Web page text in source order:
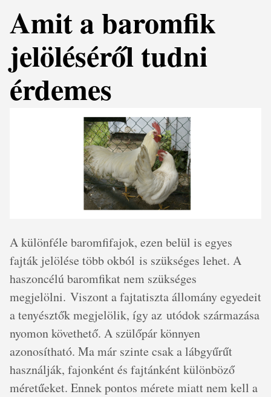
Amit a baromfik
jelöléséről tudni
érdemes
A különféle baromfifajok, ezen belül is egyes
fajták jelölése több okból is szükséges lehet. A
haszoncélú baromfikat nem szükséges
megjelölni. Viszont a fajtatiszta állomány egyedeit
a tenyésztők megjelölik, így az utódok származása
nyomon követhető. A szülőpár könnyen
azonosítható. Ma már szinte csak a lábgyűrűt
használják, fajonként és fajtánként különböző
méretűeket. Ennek pontos mérete miatt nem kell a